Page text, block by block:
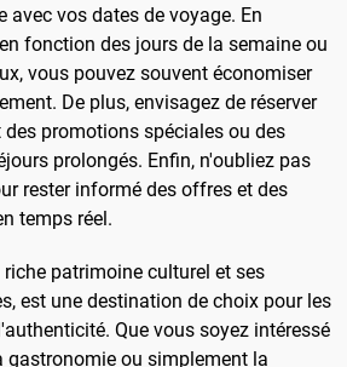
avec vos dates de voyage. En
fonction des jours de la semaine ou
vous pouvez souvent économiser
De plus, envisagez de réserver
promotions spéciales ou des
prolongés. Enfin, n'oubliez pas
rester informé des offres et des
temps réel.
patrimoine culturel et ses
est une destination de choix pour les
Que vous soyez intéressé
gastronomie ou simplement la